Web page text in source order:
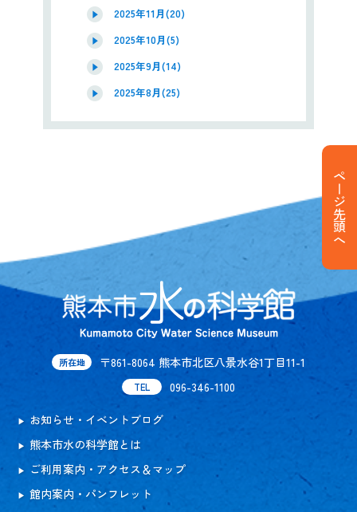
2025年11月(20)
2025年10月(5)
2025年9月(14)
2025年8月(25)
ページ先頭へ
所在地 〒861-8064 熊本市北区八景水谷1丁目11-1
TEL 096-346-1100
お知らせ・イベントブログ
熊本市水の科学館とは
ご利用案内・アクセス＆マップ
館内案内・パンフレット